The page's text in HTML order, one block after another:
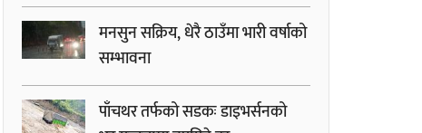
मनसुन सक्रिय, धेरै ठाउँमा भारी वर्षाको
सम्भावना
पाँचथर तर्फको सडकः डाइभर्सनको